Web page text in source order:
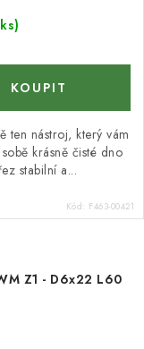
ten nástroj, který vám
krásně čisté dno
stabilní a...
Kód: F463-00421
Z1 - D6x22 L60